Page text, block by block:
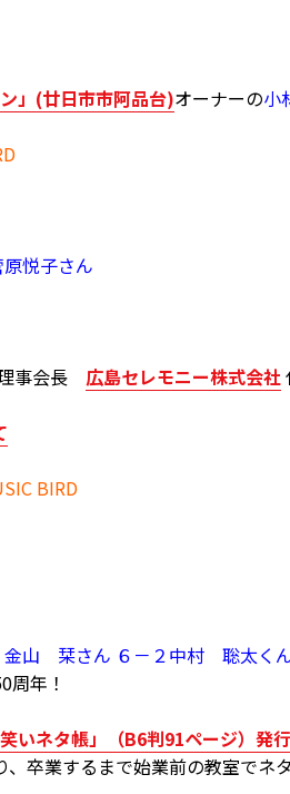
」(廿日市市阿品台)オーナーの小
原悦子さん
事会長 広島セレモニー株式会社
BIRD
金山 栞さん ６－２中村 聡太く
年！
いネタ帳」（B6判91ページ）発行
業するまで始業前の教室でネ